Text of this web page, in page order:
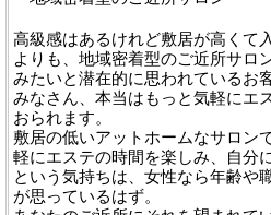
高級感はあるけれど敷居が高くて
よりも、地域密着型のご近所サロ
みたいと潜在的に思われているお
みなさん、本当はもっと気軽にエ
おられます。
敷居の低いアットホームなサロン
軽にエステの時間を楽しみ、自分
という気持ちは、女性なら年齢や
が思っているはず。